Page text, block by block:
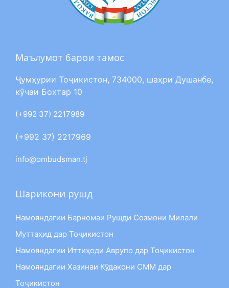
Маълумот барои тамос
Ҷумҳурии Тоҷикистон, 734000, шаҳри Душанбе,
кӯчаи Бохтар 10
(+992 37) 2217989
(+992 37) 2217969
info@ombudsman.tj
Шарикони рушд
Намояндагии Барномаи Рушди Созмони Милали
Муттаҳид дар Тоҷикистон
Намояндагии Иттиҳоди Аврупо дар Тоҷикистон
Намояндагии Хазинаи Кӯдакони СММ дар
Тоҷикистон